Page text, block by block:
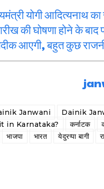
योगी आदित्यनाथ
की घोषणा होने के
आएगी, बहुत कुछ
Janwani Dainik
in Karnataka?
कर्नाटक
भाजपा भारत येदुरप्पा बागी